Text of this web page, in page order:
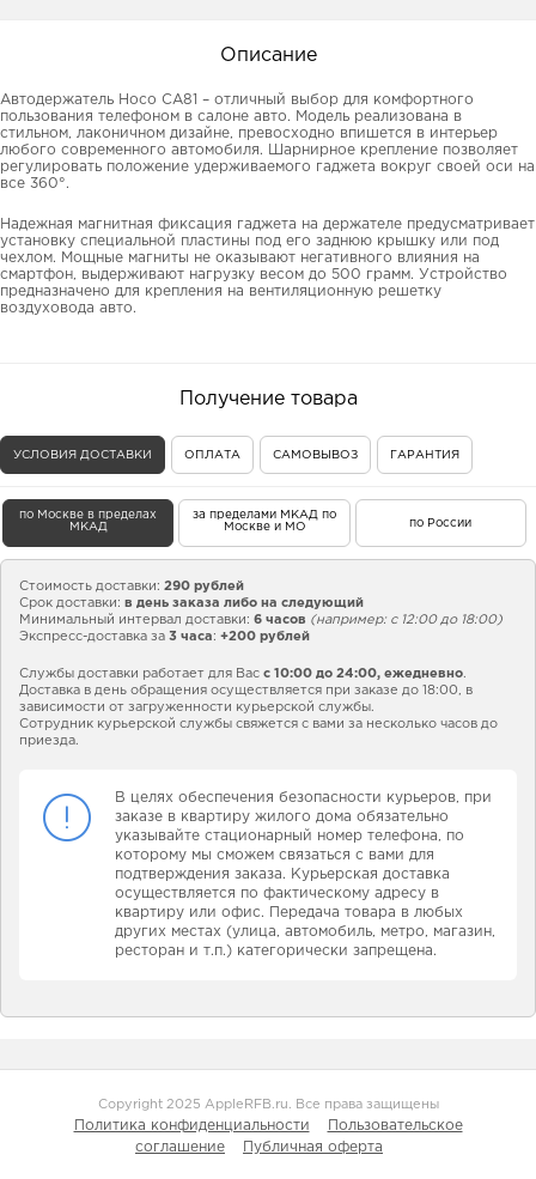
Описание
Автодержатель Hoco CA81 – отличный выбор для комфортного
пользования телефоном в салоне авто. Модель реализована в
стильном, лаконичном дизайне, превосходно впишется в интерьер
любого современного автомобиля. Шарнирное крепление позволяет
регулировать положение удерживаемого гаджета вокруг своей оси на
все 360°.
Надежная магнитная фиксация гаджета на держателе предусматривает
установку специальной пластины под его заднюю крышку или под
чехлом. Мощные магниты не оказывают негативного влияния на
смартфон, выдерживают нагрузку весом до 500 грамм. Устройство
предназначено для крепления на вентиляционную решетку
воздуховода авто.
Получение товара
УСЛОВИЯ ДОСТАВКИ ОПЛАТА САМОВЫВОЗ ГАРАНТИЯ
по Москве в пределах
МКАД
за пределами МКАД по
Москве и МО
по России
Стоимость доставки: 290 рублей
Срок доставки: в день заказа либо на следующий
Минимальный интервал доставки: 6 часов (например: с 12:00 до 18:00)
Экспресс-доставка за 3 часа : +200 рублей
Службы доставки работает для Вас с 10:00 до 24:00, ежедневно.
Доставка в день обращения осуществляется при заказе до 18:00, в
зависимости от загруженности курьерской службы.
Сотрудник курьерской службы свяжется с вами за несколько часов до
приезда.
В целях обеспечения безопасности курьеров, при
заказе в квартиру жилого дома обязательно
указывайте стационарный номер телефона, по
которому мы сможем связаться с вами для
подтверждения заказа. Курьерская доставка
осуществляется по фактическому адресу в
квартиру или офис. Передача товара в любых
других местах (улица, автомобиль, метро, магазин,
ресторан и т.п.) категорически запрещена.
Copyright 2025 AppleRFB.ru. Все права защищены
Политика конфиденциальности
Пользовательское
соглашение
Публичная оферта